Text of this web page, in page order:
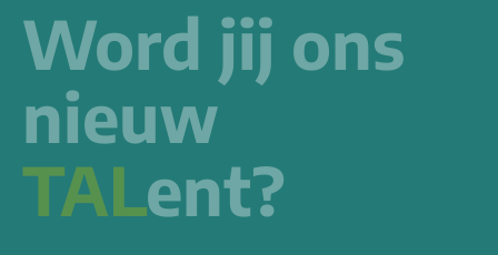
Word jij ons
nieuw
TALent?